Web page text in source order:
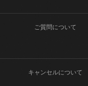
ご質問について
キャンセルについて